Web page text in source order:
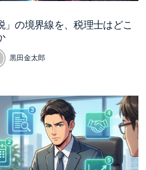
」の境界線を、税理士はどこ
黒田金太郎